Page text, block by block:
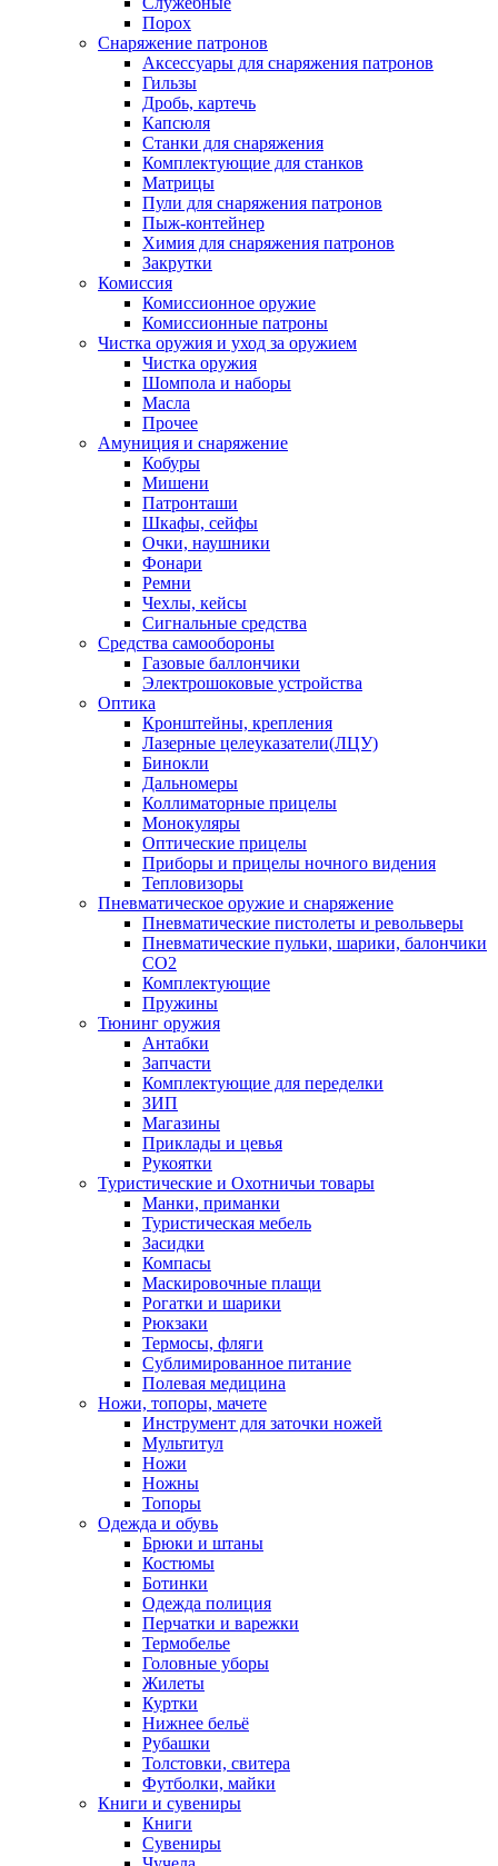
Порох
Снаряжение патронов
Аксессуары для снаряжения патронов
Гильзы
Дробь, картечь
Капсюля
Станки для снаряжения
Комплектующие для станков
Матрицы
Пули для снаряжения патронов
Пыж-контейнер
Химия для снаряжения патронов
Закрутки
Комиссия
Комиссионное оружие
Комиссионные патроны
Чистка оружия и уход за оружием
Чистка оружия
Шомпола и наборы
Масла
Прочее
Амуниция и снаряжение
Кобуры
Мишени
Патронташи
Шкафы, сейфы
Очки, наушники
Фонари
Ремни
Чехлы, кейсы
Сигнальные средства
Средства самообороны
Газовые баллончики
Электрошоковые устройства
Оптика
Кронштейны, крепления
Лазерные целеуказатели(ЛЦУ)
Бинокли
Дальномеры
Коллиматорные прицелы
Монокуляры
Оптические прицелы
Приборы и прицелы ночного видения
Тепловизоры
Пневматическое оружие и снаряжение
Пневматические пистолеты и револьверы
Пневматические пульки, шарики, балончики
CO2
Комплектующие
Пружины
Тюнинг оружия
Антабки
Запчасти
Комплектующие для переделки
ЗИП
Магазины
Приклады и цевья
Рукоятки
Туристические и Охотничьи товары
Манки, приманки
Туристическая мебель
Засидки
Компасы
Маскировочные плащи
Рогатки и шарики
Рюкзаки
Термосы, фляги
Сублимированное питание
Полевая медицина
Ножи, топоры, мачете
Инструмент для заточки ножей
Мультитул
Ножи
Ножны
Топоры
Одежда и обувь
Брюки и штаны
Костюмы
Ботинки
Одежда полиция
Перчатки и варежки
Термобелье
Головные уборы
Жилеты
Куртки
Нижнее бельё
Рубашки
Толстовки, свитера
Футболки, майки
Книги и сувениры
Книги
Сувениры